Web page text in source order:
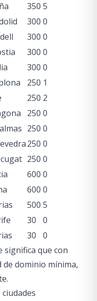
350 5
300 0
300 0
300 0
300 0
250 1
250 2
250 0
250 0
250 0
250 0
600 0
600 0
500 5
30
0
30
0
significa que con
de dominio mínima,